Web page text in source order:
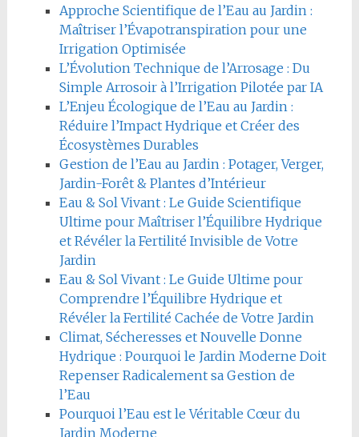
Approche Scientifique de l’Eau au Jardin :
Maîtriser l’Évapotranspiration pour une
Irrigation Optimisée
L’Évolution Technique de l’Arrosage : Du
Simple Arrosoir à l’Irrigation Pilotée par IA
L’Enjeu Écologique de l’Eau au Jardin :
Réduire l’Impact Hydrique et Créer des
Écosystèmes Durables
Gestion de l’Eau au Jardin : Potager, Verger,
Jardin-Forêt & Plantes d’Intérieur
Eau & Sol Vivant : Le Guide Scientifique
Ultime pour Maîtriser l’Équilibre Hydrique
et Révéler la Fertilité Invisible de Votre
Jardin
Eau & Sol Vivant : Le Guide Ultime pour
Comprendre l’Équilibre Hydrique et
Révéler la Fertilité Cachée de Votre Jardin
Climat, Sécheresses et Nouvelle Donne
Hydrique : Pourquoi le Jardin Moderne Doit
Repenser Radicalement sa Gestion de
l’Eau
Pourquoi l’Eau est le Véritable Cœur du
Jardin Moderne